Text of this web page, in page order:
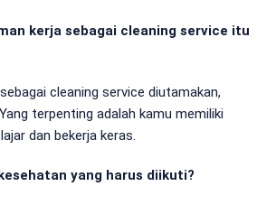
kerja sebagai cleaning service itu
cleaning service diutamakan,
terpenting adalah kamu memiliki
dan bekerja keras.
yang harus diikuti?